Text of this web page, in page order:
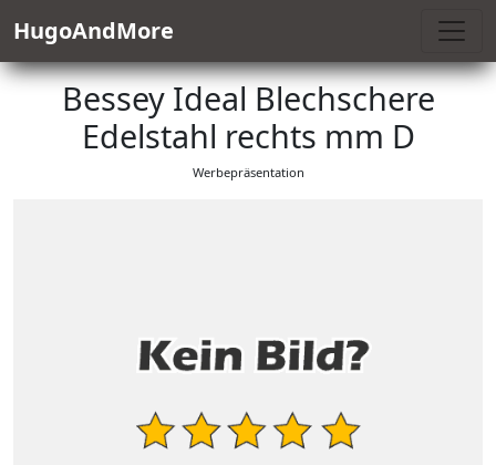
HugoAndMore
Bessey Ideal Blechschere
Edelstahl rechts mm D
Werbepräsentation